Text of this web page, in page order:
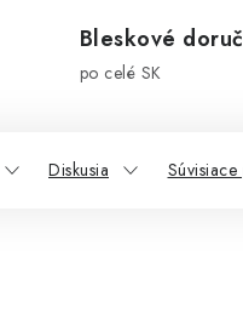
Bleskové
po celé SK
Diskusia